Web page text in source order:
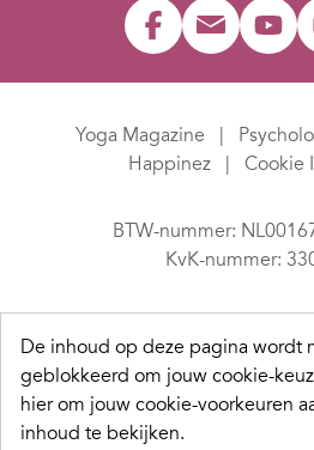
Yoga Magazine
Happinez
Cookie
BTW-nummer:
KvK-nummer:
De inhoud op deze pagina wordt
geblokkeerd om jouw cookie-
hier om jouw cookie-voorkeuren
inhoud te bekijken.